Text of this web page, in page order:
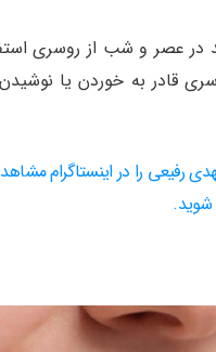
در عصر و شب از روسری
قادر به خوردن یا
رفیعی را در اینستاگرام